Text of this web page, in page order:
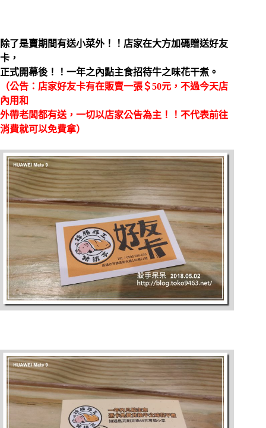
除了是賣期間有送小菜外！！店家在大方加碼贈送好友
卡，
正式開幕後！！一年之內點主食招待牛之味花干煮。
（公告：店家好友卡有在販賣一張＄50元，不過今天店
內用和
外帶老闆都有送，一切以店家公告為主！！不代表前往
消費就可以免費拿）